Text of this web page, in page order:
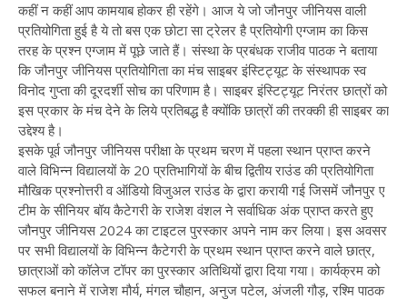
कहीं न कहीं आप कामयाब होकर ही रहेंगे। आज ये जो जौनपुर जीनियस वाली
प्रतियोगिता हुई है ये तो बस एक छोटा सा ट्रेलर है प्रतियोगी एग्जाम का किस
तरह के प्रश्न एग्जाम में पूछे जाते हैं। संस्था के प्रबंधक राजीव पाठक ने बताया
कि जौनपुर जीनियस प्रतियोगिता का मंच साइबर इंस्टिट्यूट के संस्थापक स्व
विनोद गुप्ता की दूरदर्शी सोच का परिणाम है। साइबर इंस्टिट्यूट निरंतर छात्रों को
इस प्रकार के मंच देने के लिये प्रतिबद्ध है क्योंकि छात्रों की तरक्की ही साइबर का
उद्देश्य है।
इसके पूर्व जौनपुर जीनियस परीक्षा के प्रथम चरण में पहला स्थान प्राप्त करने
वाले विभिन्न विद्यालयों के 20 प्रतिभागियों के बीच द्वितीय राउंड की प्रतियोगिता
मौखिक प्रश्नोत्तरी व ऑडियो विजुअल राउंड के द्वारा करायी गई जिसमें जौनपुर ए
टीम के सीनियर बॉय कैटेगरी के राजेश वंशल ने सर्वाधिक अंक प्राप्त करते हुए
जौनपुर जीनियस 2024 का टाइटल पुरस्कार अपने नाम कर लिया। इस अवसर
पर सभी विद्यालयों के विभिन्न कैटेगरी के प्रथम स्थान प्राप्त करने वाले छात्र,
छात्राओं को कॉलेज टॉपर का पुरस्कार अतिथियों द्वारा दिया गया। कार्यक्रम को
सफल बनाने में राजेश मौर्य, मंगल चौहान, अनुज पटेल, अंजली गौड़, रश्मि पाठक